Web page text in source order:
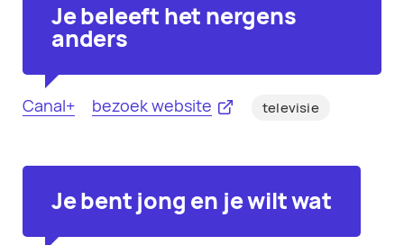
Je beleeft het nergens
anders
Canal+ bezoek website televisie
Je bent jong en je wilt wat